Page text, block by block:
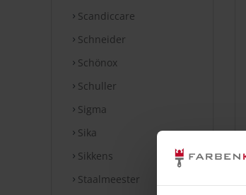
Scandiccare
Schneider
Schönox
Schuller
Sigma
Sika
Sikkens
Staalmeester